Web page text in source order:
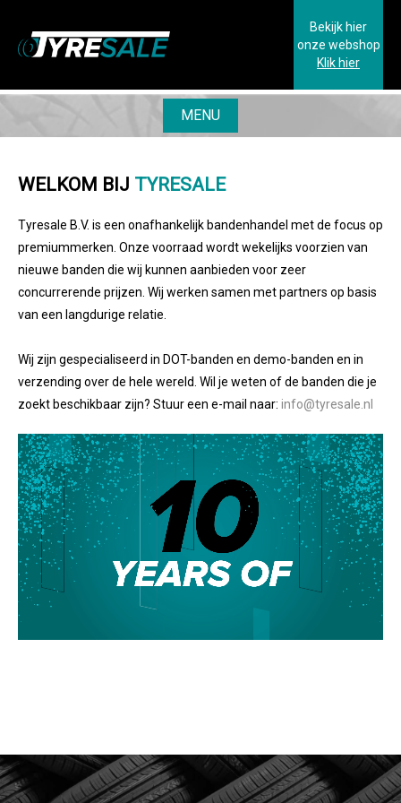
Bekijk hier
onze webshop
Klik hier
MENU
WELKOM BIJ TYRESALE
Tyresale B.V. is een onafhankelijk bandenhandel met de focus op
premiummerken. Onze voorraad wordt wekelijks voorzien van
nieuwe banden die wij kunnen aanbieden voor zeer
concurrerende prijzen. Wij werken samen met partners op basis
van een langdurige relatie.
Wij zijn gespecialiseerd in DOT-banden en demo-banden en in
verzending over de hele wereld. Wil je weten of de banden die je
zoekt beschikbaar zijn? Stuur een e-mail naar: info@tyresale.nl